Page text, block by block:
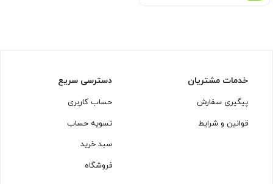
خدمات مشتریان
پیگیری سفارش
قوانین و شرایط
دسترسی سریع
حساب کاربری
تسویه حساب
سبد خرید
فروشگاه